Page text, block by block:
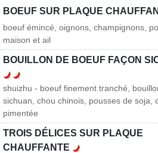
BOEUF SUR PLAQUE
boeuf émincé, oignons, champignons,
maison et ail
BOUILLON DE BOEUF FAÇON
shuizhu - boeuf finement tranché,
sichuan, chou chinois, pousses de soja,
pimentée
TROIS DÉLICES SUR PLAQUE
CHAUFFANTE